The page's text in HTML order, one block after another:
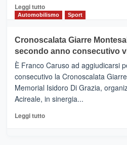
Gusto,
il
tra
sapori
vicoli
medievali
Leggi tuttoLeggi
di
Mondello
(Palermo)
–
“E
adesso
Pasta
–
Sicilia
Automobilismo Sport
Cronoscalata Giarre
secondo anno consecutivo
È Franco Caruso ad aggiudicarsi
consecutivo la Cronoscalata
Memorial Isidoro Di Grazia,
Acireale, in sinergia...
Leggi tuttoLeggi